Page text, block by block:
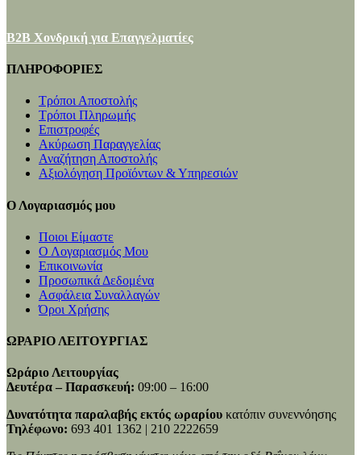
B2B Χονδρική για Επαγγελματίες
ΠΛΗΡΟΦΟΡΙΕΣ
Τρόποι Αποστολής
Τρόποι Πληρωμής
Επιστροφές
Ακύρωση Παραγγελίας
Αναζήτηση Αποστολής
Αξιολόγηση Προϊόντων & Υπηρεσιών
Ο Λογαριασμός μου
Ποιοι Είμαστε
Ο Λογαριασμός Μου
Επικοινωνία
Προσωπικά Δεδομένα
Ασφάλεια Συναλλαγών
Όροι Χρήσης
ΩΡΑΡΙΟ ΛΕΙΤΟΥΡΓΙΑΣ
Ωράριο Λειτουργίας
Δευτέρα – Παρασκευή: 09:00 – 16:00
Δυνατότητα παραλαβής εκτός ωραρίου κατόπιν συνεννόησης
Τηλέφωνο: 693 401 1362 | 210 2222659